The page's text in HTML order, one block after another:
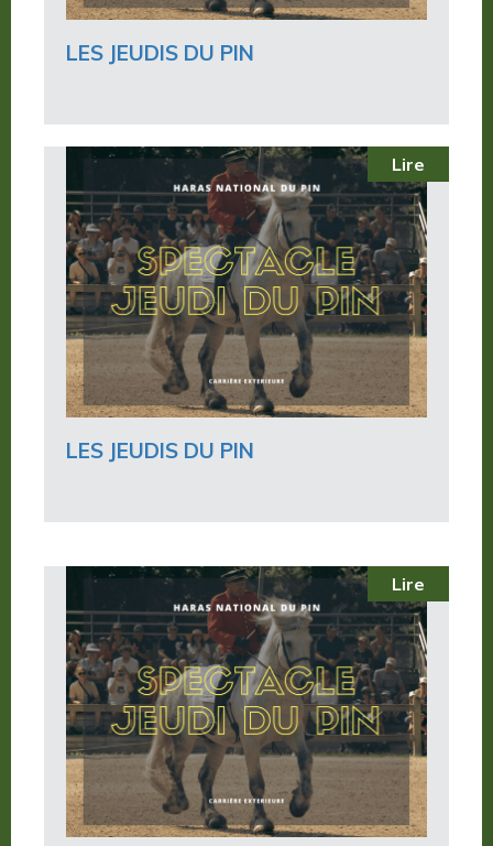
LES JEUDIS DU PIN
Lire
LES JEUDIS DU PIN
Lire